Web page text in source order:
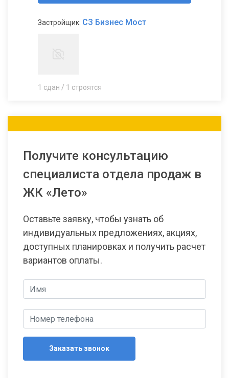
Застройщик: СЗ Бизнес Мост
1 сдан / 1 строятся
Получите консультацию
специалиста отдела продаж в
ЖК «Лето»
Оставьте заявку, чтобы узнать об
индивидуальных предложениях, акциях,
доступных планировках и получить расчет
вариантов оплаты.
Заказать звонок